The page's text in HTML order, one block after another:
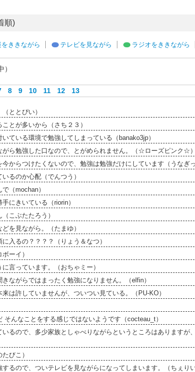
順)
ききながら テレビを見ながら ラジオをききながら
）
8 9 10 11 12 13
ととぴい）
とが多いから（さち２３）
ている環境で勉強してしまっている（banako3jp）
がら勉強した口なので、とがめられません。（☆ローズピンク☆）
からつけたくないので、勉強は勉強だけにしています（うなぎっ
るのか心配（でんつう）
（mochan）
にきいている（riorin）
こぶたたろう）
を見ながら。（たまゆ）
入るの？？？？（りょう＆なつ）
ーイ）
言っています。（おちゃミー）
ながらではまったく勉強になりません。（elfin）
は許していませんが、ついつい見ている。（PU-KO）
そんなことをする感じではないようです（cocteau_t）
いるので、多少家族としゃべりながらというところはありますが
びこ）
るので、ついテレビを見ながらになってしまいます。（ちぇりい